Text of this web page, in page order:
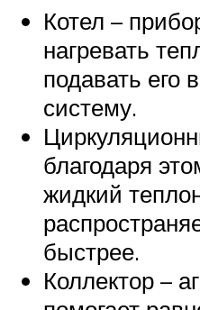
Котел –
нагревать
подавать его
систему.
благодаря
жидкий
быстрее.
Коллектор –